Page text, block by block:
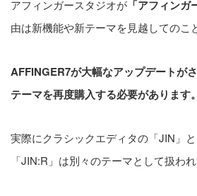
アフィンガースタジオが 「アフィンガ
由は新機能や新テーマを見越してのこ
AFFINGER7が大幅なアップデートが
テーマを再度購入する必要があります。
実際にクラシックエディタの「JIN」
「JIN:R」は別々のテーマとして扱われ